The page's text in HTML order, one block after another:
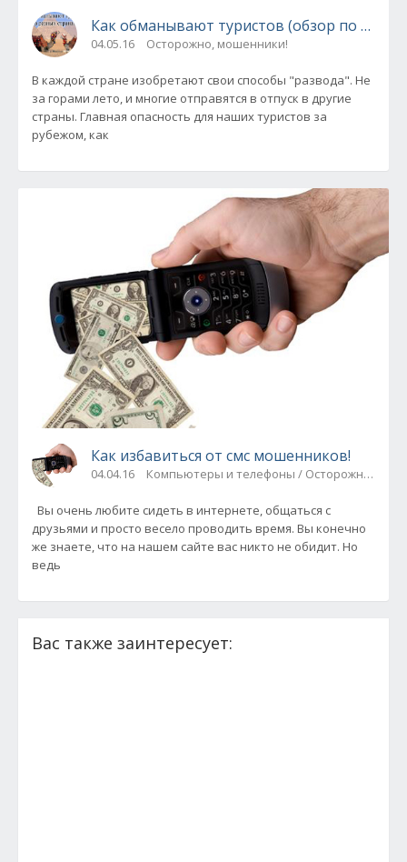
Как обманывают туристов
04.05.16 Осторожно, мошенники!
В каждой стране изобретают свои способы "развода". Не
за горами лето, и многие отправятся в отпуск в другие
страны. Главная опасность для наших туристов за
рубежом, как
Как избавиться от смс мошенников!
04.04.16 Компьютеры и телефоны / Осторожно,
Вы очень любите сидеть в интернете, общаться с
друзьями и просто весело проводить время. Вы конечно
же знаете, что на нашем сайте вас никто не обидит. Но
ведь
Вас также заинтересует: